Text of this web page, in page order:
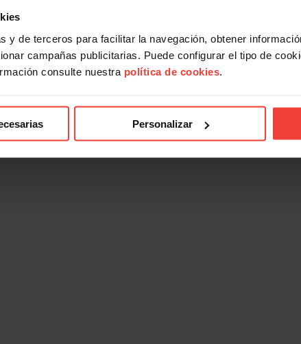
y de terceros para facilitar la navegación, obtener
campañas publicitarias. Puede configurar el tipo de
consulte nuestra política de cookies.
Personalizar